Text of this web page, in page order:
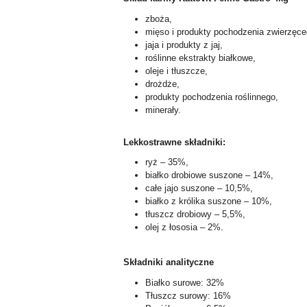
zboża,
mięso i produkty pochodzenia
jaja i produkty z jaj,
roślinne ekstrakty białkowe,
oleje i tłuszcze,
drożdże,
produkty pochodzenia roślinnego,
minerały.
Lekkostrawne składniki:
ryż – 35%,
białko drobiowe suszone – 14%,
całe jajo suszone – 10,5%,
białko z królika suszone – 10%,
tłuszcz drobiowy – 5,5%,
olej z łososia – 2%.
Składniki analityczne
Białko surowe: 32%
Tłuszcz surowy: 16%